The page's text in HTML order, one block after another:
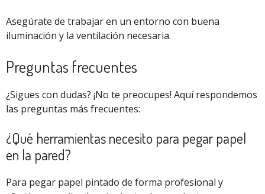
Asegúrate de trabajar en un entorno con buena
iluminación y la ventilación necesaria.
Preguntas frecuentes
¿Sigues con dudas? ¡No te preocupes! Aquí respondemos
las preguntas más frecuentes:
¿Qué herramientas necesito para pegar papel
en la pared?
Para pegar papel pintado de forma profesional y